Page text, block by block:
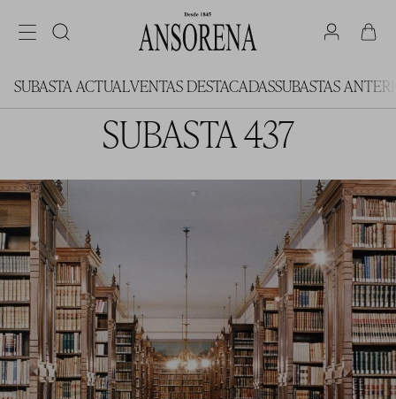
SUBASTA ACTUALVENTAS DESTACADASSUBASTAS
SUBASTA 437